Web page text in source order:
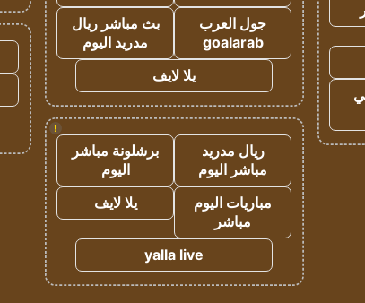
جول العرب
goalarab
بث مباشر ريال
مدريد اليوم
يلا لايف
!
ريال مدريد
مباشر اليوم
برشلونة مباشر
اليوم
مباريات اليوم
مباشر
يلا لايف
yalla live